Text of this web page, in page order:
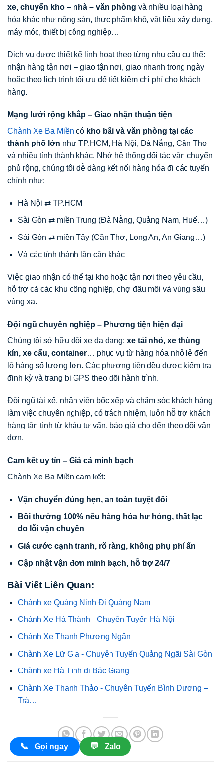
xe, chuyển kho – nhà – văn phòng và nhiều loại hàng
hóa khác như nông sản, thực phẩm khô, vật liệu xây dựng,
máy móc, thiết bị công nghiệp…
Dịch vụ được thiết kế linh hoạt theo từng nhu cầu cụ thể:
nhận hàng tận nơi – giao tận nơi, giao nhanh trong ngày
hoặc theo lịch trình tối ưu để tiết kiệm chi phí cho khách
hàng.
Mạng lưới rộng khắp – Giao nhận thuận tiện
Chành Xe Ba Miền có kho bãi và văn phòng tại các
thành phố lớn như TP.HCM, Hà Nội, Đà Nẵng, Cần Thơ
và nhiều tỉnh thành khác. Nhờ hệ thống đối tác vận chuyển
phủ rộng, chúng tôi dễ dàng kết nối hàng hóa đi các tuyến
chính như:
Hà Nội ⇄ TP.HCM
Sài Gòn ⇄ miền Trung (Đà Nẵng, Quảng Nam, Huế…)
Sài Gòn ⇄ miền Tây (Cần Thơ, Long An, An Giang…)
Và các tỉnh thành lân cận khác
Việc giao nhận có thể tại kho hoặc tận nơi theo yêu cầu,
hỗ trợ cả các khu công nghiệp, chợ đầu mối và vùng sâu
vùng xa.
Đội ngũ chuyên nghiệp – Phương tiện hiện đại
Chúng tôi sở hữu đội xe đa dạng: xe tải nhỏ, xe thùng
kín, xe cẩu, container… phục vụ từ hàng hóa nhỏ lẻ đến
lô hàng số lượng lớn. Các phương tiện đều được kiểm tra
định kỳ và trang bị GPS theo dõi hành trình.
Đội ngũ tài xế, nhân viên bốc xếp và chăm sóc khách hàng
làm việc chuyên nghiệp, có trách nhiệm, luôn hỗ trợ khách
hàng tận tình từ khâu tư vấn, báo giá cho đến theo dõi vận
đơn.
Cam kết uy tín – Giá cả minh bạch
Chành Xe Ba Miền cam kết:
Vận chuyển đúng hẹn, an toàn tuyệt đối
Bồi thường 100% nếu hàng hóa hư hỏng, thất lạc
do lỗi vận chuyển
Giá cước cạnh tranh, rõ ràng, không phụ phí ẩn
Cập nhật vận đơn minh bạch, hỗ trợ 24/7
📞 Gọi ngay 💬 Zalo
Bài Viết Liên Quan:
Chành xe Quảng Ninh Đi Quảng Nam
Chành Xe Hà Thành - Chuyên Tuyến Hà Nội
Chành Xe Thanh Phương Ngân
Chành Xe Lữ Gia - Chuyên Tuyến Quảng Ngãi Sài Gòn
Chành xe Hà Tĩnh đi Bắc Giang
Chành Xe Thanh Thảo - Chuyên Tuyến Bình Dương –
Trà…